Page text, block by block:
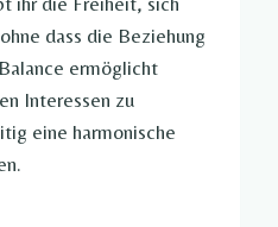
dass die Beziehung
ermöglicht
Interessen zu
eine harmonische